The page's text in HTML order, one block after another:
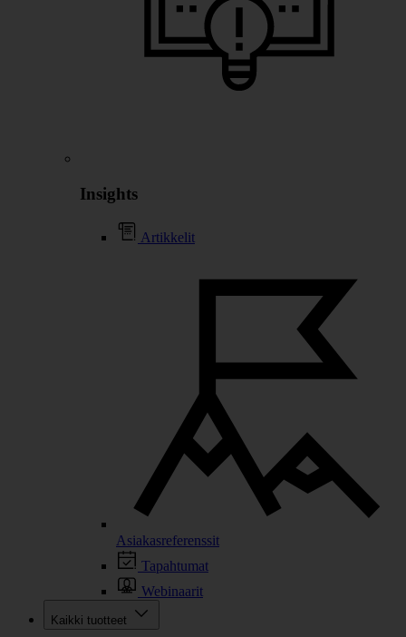
Insights
Artikkelit
Asiakasreferenssit
Tapahtumat
Webinaarit
Kaikki tuotteet